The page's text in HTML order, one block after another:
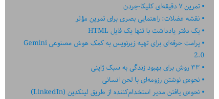
تمرین ۷ دقیقه‌ای کلیکا-جردن
نقشه عضلات: راهنمایی بصری برای تمرین مؤثر
یک دفتر یادداشت با تنها یک فایل HTML
پرامت حرفه‌ای برای تهیه زیرنویس به کمک هوش مصنوعی Gemini
2.0
۳۳ روش برای بهبود زندگی به سبک ژاپنی
نحوه‌ی نوشتن رزومه‌ای با لحن انسانی
نحوه‌ی یافتن مدیر استخدام‌کننده از طریق لینکدین (LinkedIn)